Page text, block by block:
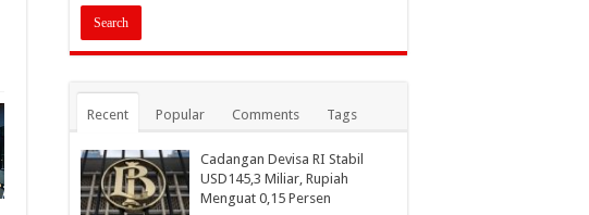
Recent Popular Comments Tags
Cadangan Devisa RI Stabil
USD145,3 Miliar, Rupiah
Menguat 0,15 Persen